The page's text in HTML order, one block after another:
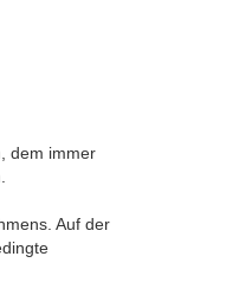
dem immer
Auf der